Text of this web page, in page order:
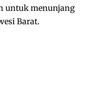
untuk menunjang
Barat.